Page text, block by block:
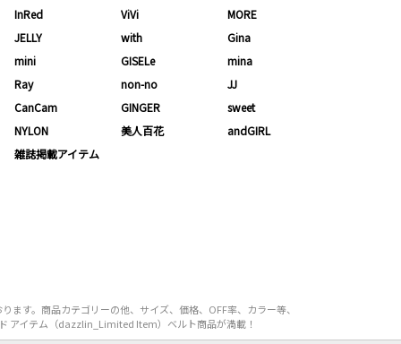
InRed
ViVi
MORE
JELLY
with
Gina
mini
GISELe
mina
Ray
non-no
JJ
CanCam
GINGER
sweet
NYLON
美人百花
andGIRL
雑誌掲載アイテム
す。商品カテゴリーの他、サイズ、価格、OFF率、カラー等、
アイテム（dazzlin_Limited Item）ベルト商品が満載！